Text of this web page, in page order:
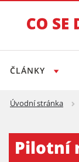
ČLÁNKY
Úvodní stránka
Pilotní